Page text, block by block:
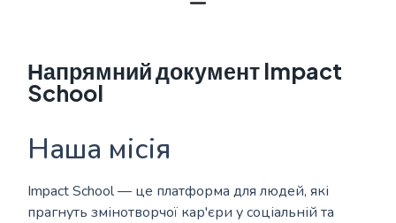
Напрямний документ Impact
School
Наша місія
Impact School — це платформа для людей, які
прагнуть змінотворчої кар'єри у соціальній та